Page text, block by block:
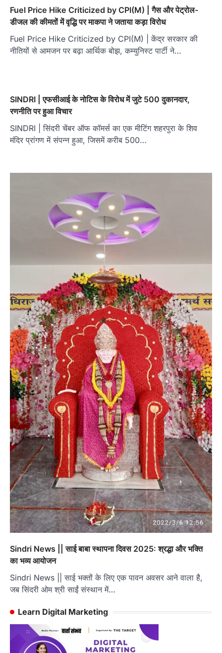
Fuel Price Hike Criticized by CPI(M) | गैस और पेट्रोल-
डीजल की कीमतों में वृद्धि पर माकपा ने जताया कड़ा विरोध
Fuel Price Hike Criticized by CPI(M) | केंद्र सरकार की
नीतियों से आमजन पर बढ़ा आर्थिक बोझ, कम्युनिस्ट पार्टी ने…
SINDRI | एफसीआई के नोटिस के विरोध में जुटे 500 दुकानदार,
रणनीति पर हुआ विचार
SINDRI | सिंदरी चेंबर ऑफ कॉमर्स का एक मीटिंग शहरपुरा के शिव
मंदिर प्रांगण में संपन्न हुआ, जिसमें करीब 500…
Sindri News || साई बाबा स्थापना दिवस 2025: श्रद्धा और भक्ति
का भव्य आयोजन
Sindri News || साई भक्तों के लिए एक पावन अवसर आने वाला है,
जब सिंदरी ओम श्री साईं संस्थान में…
Learn Digital Marketing